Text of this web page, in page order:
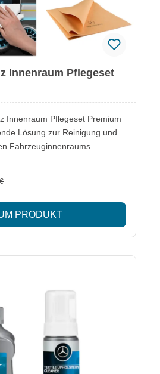
Innenraum Pflegeset
Innenraum Pflegeset Premium
Lösung zur Reinigung und
Fahrzeuginnenraums.
für verschiedene
Kunststoff-, Leder- und
Verschmutzungen und
Benz
Benz Fleckentferner
Benz Scheibenreiniger
(A001986387112)Mercedes-
DIN A5
PRODUKT